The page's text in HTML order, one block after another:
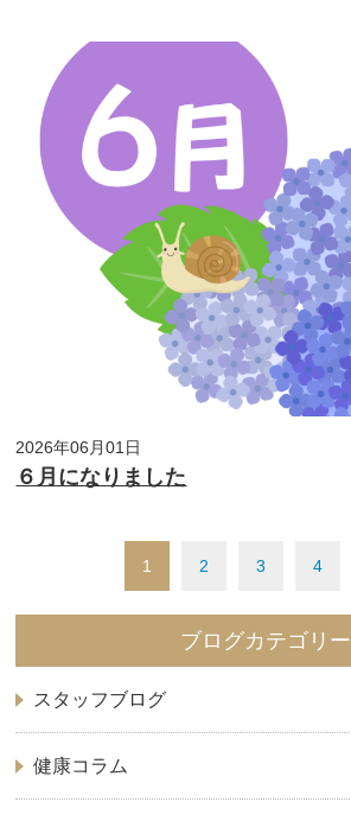
2026年06月01日
６月になりました
1 2 3 4
ブログカテゴリー
スタッフブログ
健康コラム